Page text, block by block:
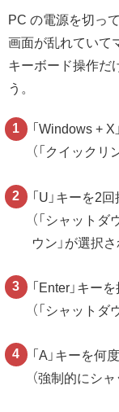
PC の電源を切っ
画面が乱れていて
キーボード操作だ
う。
「Windows + X
（「クイックリ
「U」キーを2
（「シャット
ウン」が選択さ
「Enter」キー
（「シャットダ
「A」キーを何
（強制的にシ